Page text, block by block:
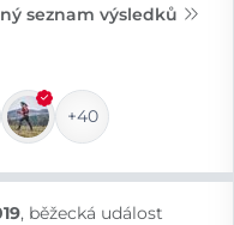
seznam výsledků
+40
, běžecká událost